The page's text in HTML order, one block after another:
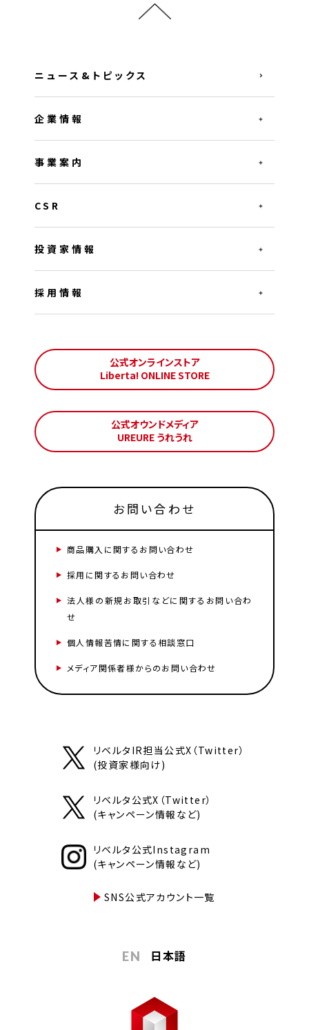
ニュース&トピックス
企業情報
事業案内
CSR
投資家情報
採用情報
公式オンラインストア
Liberta! ONLINE STORE
公式オウンドメディア
UREURE うれうれ
お問い合わせ
商品購入に関するお問い合わせ
採用に関するお問い合わせ
法人様の新規お取引などに関するお問い合わ
せ
個人情報苦情に関する相談窓口
メディア関係者様からのお問い合わせ
リベルタIR担当公式X（Twitter）
(投資家様向け)
リベルタ公式X（Twitter）
(キャンペーン情報など)
リベルタ公式Instagram
(キャンペーン情報など)
SNS公式アカウント一覧
EN 日本語